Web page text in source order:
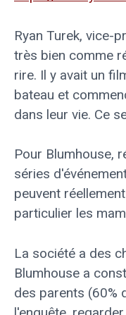
Ryan Turek, vice-
très bien comme
rire. Il y avait un
bateau et
dans leur vie. Ce
Pour Blumhouse,
séries
peuvent
particulier les
La société a des
Blumhouse a
des parents (60%